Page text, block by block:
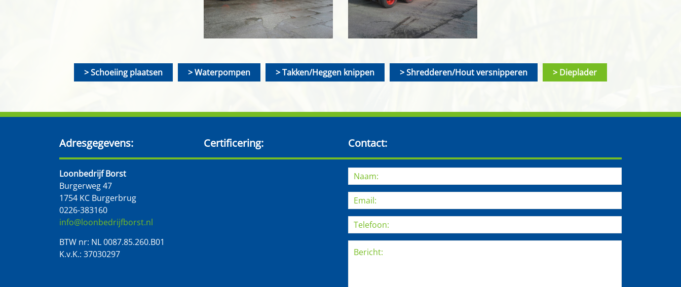
Schoeiing plaatsen Waterpompen Takken/Heggen knippen Shredderen/Hout versnipperen Dieplader
Adresgegevens:
Loonbedrijf Borst
Burgerweg 47
1754 KC Burgerbrug
0226-383160
info@loonbedrijfborst.nl
BTW nr: NL 0087.85.260.B01
K.v.K.: 37030297
Certificering: Contact: